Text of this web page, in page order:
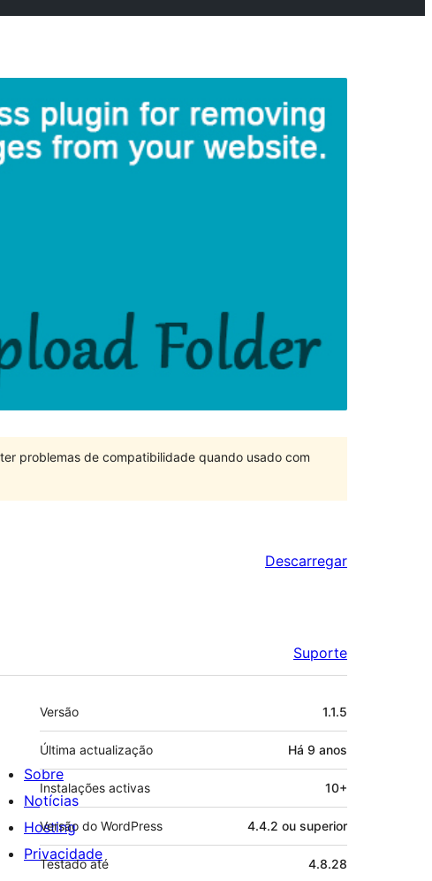
problemas de compatibilidade quando usado com
Descarregar
Suporte
Metadados
Versão 1.1.5
Última actualização Há 9 anos
Instalações activas 10+
Versão do WordPress 4.4.2 ou superior
Testado até 4.8.28
Sobre
Notícias
Hosting
Privacidade